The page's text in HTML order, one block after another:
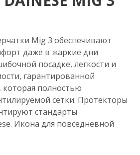
Mig 3 обеспечивают
даже в жаркие дни
посадке, легкости и
гарантированной
которая полностью
сетки. Протекторы
стандарты
Икона для повседневной